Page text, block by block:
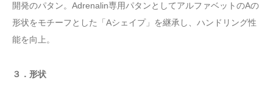
開発のパタン。Adrenalin専用パタンとしてアルファベットのAの
形状をモチーフとした「Aシェイプ」を継承し、ハンドリング性
能を向上。
３．形状